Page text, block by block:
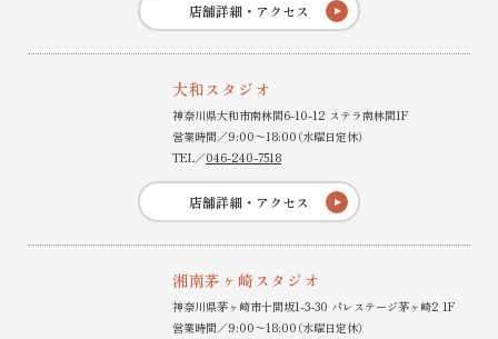
店舗詳細・アクセス
大和スタジオ
神奈川県大和市南林間6-10-12 ステラ南林間1F
営業時間／9:00〜18:00（水曜日定休）
TEL／046-240-7518
店舗詳細・アクセス
湘南茅ヶ崎スタジオ
神奈川県茅ヶ崎市十間坂1-3-30 パレステージ茅ヶ崎2 1F
営業時間／9:00〜18:00（水曜日定休）